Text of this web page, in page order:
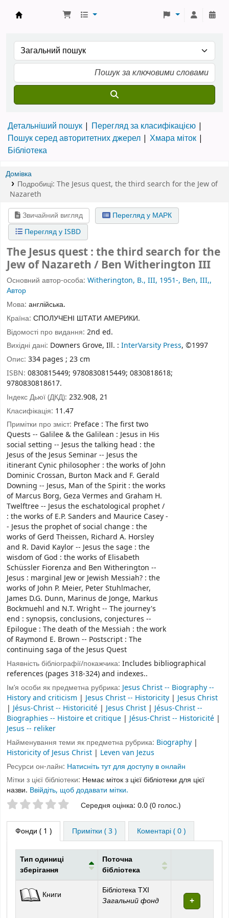
Детальніший пошук
Перегляд за класифікацією
Пошук серед авторитетних джерел
Хмара міток
Бібліотека
Домівка
Подробиці: The Jesus quest, the third search for the Jew of
Nazareth
Звичайний вигляд
Перегляд у МАРК
Перегляд у ISBD
The Jesus quest : the third search for the
Jew of Nazareth / Ben Witherington III
Основний автор-особа: Witherington, B., III, 1951-, Ben, III,,
Автор
Мова: англійська.
Країна: СПОЛУЧЕНІ ШТАТИ АМЕРИКИ.
Відомості про видання: 2nd ed.
Вихідні дані: Downers Grove, Ill. : InterVarsity Press, ©1997
Опис: 334 pages ; 23 cm
ISBN: 0830815449; 9780830815449; 0830818618;
9780830818617.
Індекс Дьюї (ДКД): 232.908, 21
Класифікація: 11.47
Примітки про зміст: Preface : The first two
Quests -- Galilee & the Galilean : Jesus in His
social setting -- Jesus the talking head : the
Jesus of the Jesus Seminar -- Jesus the
itinerant Cynic philosopher : the works of John
Dominic Crossan, Burton Mack and F. Gerald
Downing -- Jesus, Man of the Spirit : the works
of Marcus Borg, Geza Vermes and Graham H.
Twelftree -- Jesus the eschatological prophet /
: the works of E.P. Sanders and Maurice Casey -
- Jesus the prophet of social change : the
works of Gerd Theissen, Richard A. Horsley
and R. David Kaylor -- Jesus the sage : the
wisdom of God : the works of Elisabeth
Schüssler Fiorenza and Ben Witherington --
Jesus : marginal Jew or Jewish Messiah? : the
works of John P. Meier, Peter Stuhlmacher,
James D.G. Dunn, Marinus de Jonge, Markus
Bockmuehl and N.T. Wright -- The journey's
end : synopsis, conclusions, conjectures --
Epilogue : The death of the Messiah : the work
of Raymond E. Brown -- Postscript : The
continuing saga of the Jesus Quest
Наявність бібліографії/покажчика: Includes bibliographical
references (pages 318-324) and indexes..
Ім’я особи як предметна рубрика: Jesus Christ -- Biography --
History and criticism | Jesus Christ -- Historicity | Jesus Christ
| Jésus-Christ -- Historicité | Jesus Christ | Jésus-Christ --
Biographies -- Histoire et critique | Jésus-Christ -- Historicité |
Jesus -- reliker
Найменування теми як предметна рубрика: Biography |
Historicity of Jesus Christ | Leven van Jezus
Ресурси он-лайн: Натисніть тут для доступу в онлайн
Мітки з цієї бібліотеки: Немає міток з цієї бібліотеки для цієї
назви. Ввійдіть, щоб додавати мітки.
Оцінки зірочкамиСередня оцінка: 0.0 (0 голос.)
Фонди ( 1 ) Примітки ( 3 ) Коментарі ( 0 )
Фонди
Тип одиниці
зберігання
Поточна
бібліотека
Книги Бібліотека ТХІ
Загальний фонд